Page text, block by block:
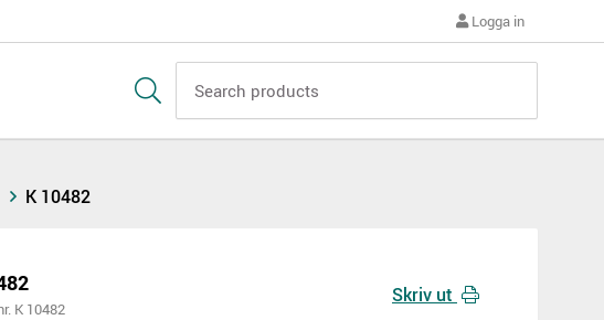
Logga in
K 10482
K 10482
Skriv ut